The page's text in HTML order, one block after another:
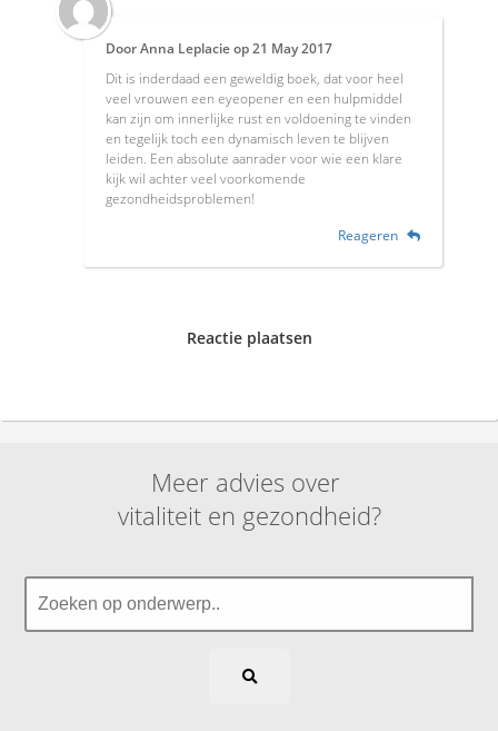
DoorAnna Leplacieop21 May 2017
Dit is inderdaad een geweldig boek, dat voor heel
veel vrouwen een eyeopener en een hulpmiddel
kan zijn om innerlijke rust en voldoening te vinden
en tegelijk toch een dynamisch leven te blijven
leiden. Een absolute aanrader voor wie een klare
kijk wil achter veel voorkomende
gezondheidsproblemen!
Reageren
Reactie plaatsen
Meer advies over
vitaliteit en gezondheid?